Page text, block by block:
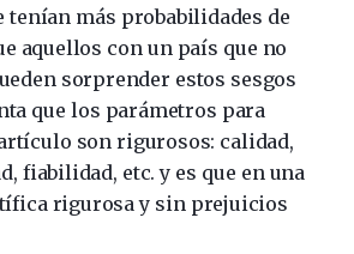
más probabilidades de
aquellos con un país que no
sorprender estos sesgos
que los parámetros para
son rigurosos: calidad,
fiabilidad, etc. y es que en una
rigurosa y sin prejuicios